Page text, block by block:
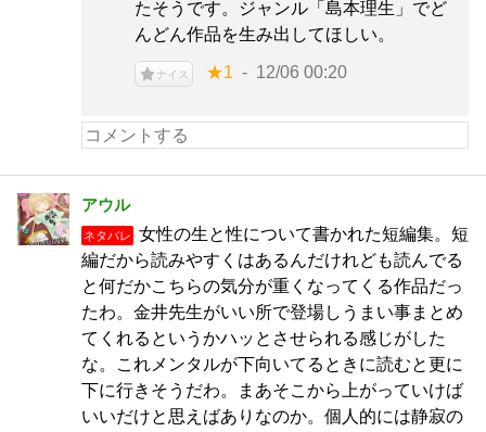
たそうです。ジャンル「島本理生」でど
んどん作品を生み出してほしい。
ナイス ★1 12/06 00:20
アウル
ネタバレ
女性の生と性について書かれた短編集。短
編だから読みやすくはあるんだけれども読んでる
と何だかこちらの気分が重くなってくる作品だっ
たわ。金井先生がいい所で登場しうまい事まとめ
てくれるというかハッとさせられる感じがした
な。これメンタルが下向いてるときに読むと更に
下に行きそうだわ。まあそこから上がっていけば
いいだけと思えばありなのか。個人的には静寂の